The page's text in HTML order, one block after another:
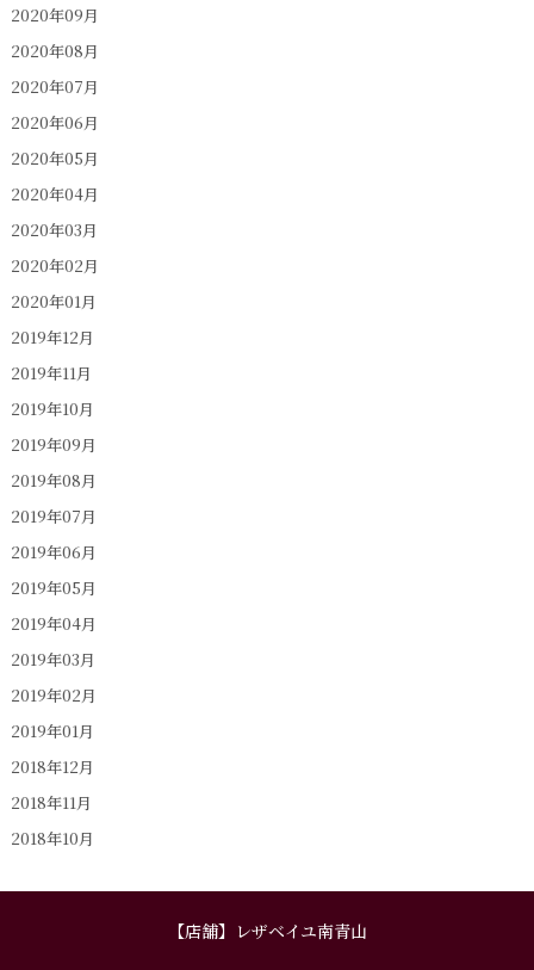
2020年09月
2020年08月
2020年07月
2020年06月
2020年05月
2020年04月
2020年03月
2020年02月
2020年01月
2019年12月
2019年11月
2019年10月
2019年09月
2019年08月
2019年07月
2019年06月
2019年05月
2019年04月
2019年03月
2019年02月
2019年01月
2018年12月
2018年11月
2018年10月
【店舗】レザベイユ南青山